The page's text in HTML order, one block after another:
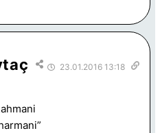
23.01.2016 13:18